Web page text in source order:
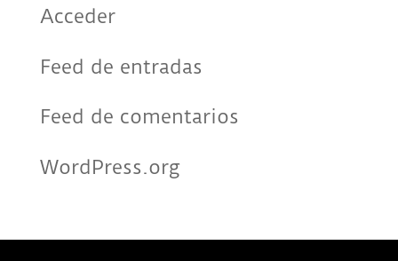
Acceder
Feed de entradas
Feed de comentarios
WordPress.org